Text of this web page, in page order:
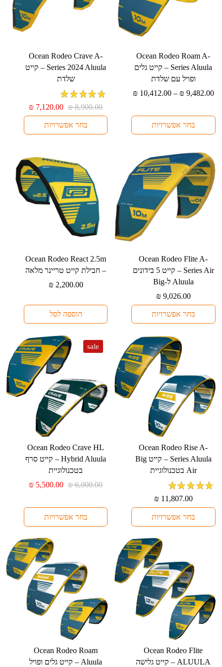
⁦Ocean Rodeo Roam A-
Series Aluula⁩ – קייט גלים
ופויל עם שלדת
₪ 9,482.00
–
₪ 10,412.00
עד
בחר אפשרויות
למוצר
זה
מספר
את
בעמוד
המוצר
⁦Ocean Rodeo Crave A-
Series 2024 Aluula⁩ – קייט
שלדת
מדורג5מתוך
5
₪8,900.00
המחיר
המקורי
היה:
₪ 8,900.00.
₪ 7,120.00
המחיר
הנוכחי
₪ 7,120.00.
בחר אפשרויות
למוצר
זה
מספר
ניתן
את
⁦Ocean Rodeo Flite A-
Series Air⁩ – קייט 5 בידונים
₪ 9,026.00
בחר אפשרויות
למוצר
זה
סוגים.
⁦Ocean Rodeo React 2.5m⁩
– חבילת קייט טריינר מלאה
₪ 2,200.00
הוספה לסל
⁦Ocean Rodeo Rise A-
Series Aluula⁩ – קייט ⁦Big
Air⁩ בטכנולוגיית
מדורג5מתוך
5
₪ 11,807.00
בחר אפשרויות
למוצר
זה
מספר
את
sale
⁦Ocean Rodeo Crave HL
Hybrid Aluula⁩ – קייט סרף
בטכנולוגיית
₪6,000.00
המחיר
₪ 5,500.00
המחיר
₪ 5,500.00.
בחר אפשרויות
למוצר
זה
מספר
את
⁦Ocean Rodeo Flite
ALUULA⁩ – קייט גלישה
למוצר
זה
⁦Ocean Rodeo Roam
Aluula⁩ – קייט גלים ופויל
למוצר